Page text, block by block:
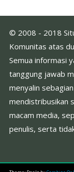
© 2008 - 2018
Komunitas atas
Semua informasi
tanggung jawab
menyalin
mendistribusikan
macam media,
penulis, serta